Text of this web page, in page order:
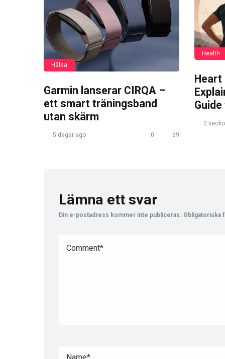
Hälsa
Garmin lanserar CIRQA –
ett smart träningsband
utan skärm
5 dagar ago 0 69
Health
Heart
2
Lämna ett svar
Din e-postadress kommer inte publiceras. Obligatoriska